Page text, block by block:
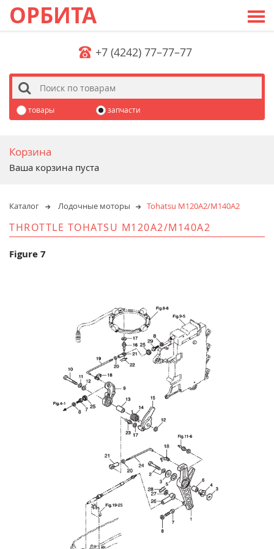
ОРБИТА
+7 (4242) 77–77–77
s
товары запчасти
Корзина
Ваша корзина пуста
Каталог Лодочные моторы Tohatsu M120A2/M140A2
THROTTLE TOHATSU M120A2/M140A2
Figure 7